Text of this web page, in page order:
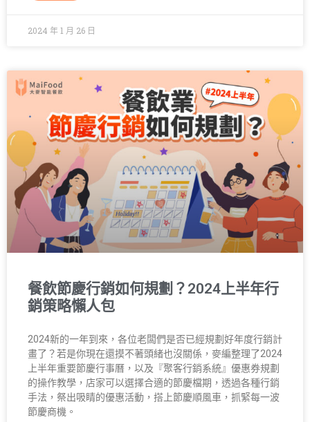
2024 年 1 月 26 日
餐飲節慶行銷如何規劃？2024上半年行
銷策略懶人包
2024新的一年到來，各位老闆們是否已經規劃好年度行銷計
畫了？若是你現在還摸不著頭緒也沒關係，麥編整理了2024
上半年重要節慶行事曆，以及『聚客行銷系統』優惠券規劃
的操作教學，店家可以選擇合適的節慶檔期，透過各種行銷
手法，祭出吸睛的優惠活動，搭上節慶順風車，抓緊每一波
節慶商機。